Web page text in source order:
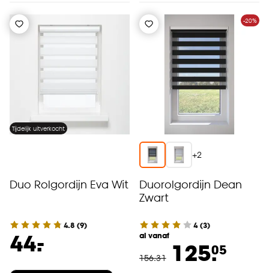
Tijdelijk uitverkocht
Duo Rolgordijn Eva Wit
4.8 (9)
44.
-
-20%
+2
Duorolgordijn Dean
Zwart
4(3)
al vanaf
156.31 125.05